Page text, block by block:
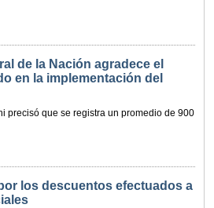
de la Nación agradece el
en la implementación del
precisó que se registra un promedio de 900
los descuentos efectuados a